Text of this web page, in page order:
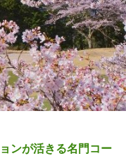
ンが活きる名門コー